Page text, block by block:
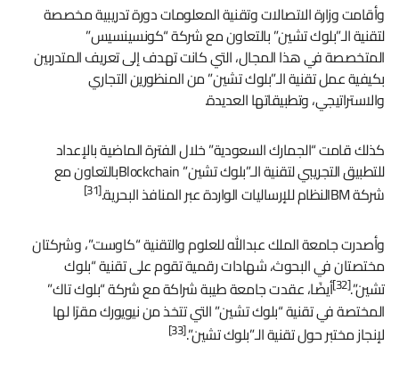
وأقامت وزارة الاتصالات وتقنية المعلومات دورة تدريبية مخصصة
لتقنية الـ”بلوك تشين” بالتعاون مع شركة “كونسينسيس”
المتخصصة في هذا المجال، التي كانت تهدف إلى تعريف المتدربين
بكيفية عمل تقنية الـ”بلوك تشين” من المنظورين التجاري
والاستراتيجي، وتطبيقاتها العديدة.
كذلك قامت “الجمارك السعودية” خلال الفترة الماضية بالإعداد
للتطبيق التجريبي لتقنية الـ”بلوك تشين” Blockchainبالتعاون مع
شركة IBMلنظام للإرساليات الواردة عبر المنافذ البحرية.
[31]
وأصدرت جامعة الملك عبدالله للعلوم والتقنية “كاوست”، وشركتان
مختصتان في البحوث، شهادات رقمية تقوم على تقنية “بلوك
تشين”.[32]
أيضًا، عقدت جامعة طيبة شراكة مع شركة “بلوك تاك”
المختصة في تقنية “بلوك تشين” التي تتخذ من نيويورك مقرًا لها
لإنجاز مختبر حول تقنية الـ”بلوك تشين”.[33]